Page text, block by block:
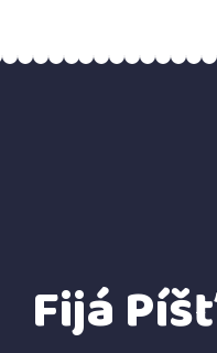
Fijá